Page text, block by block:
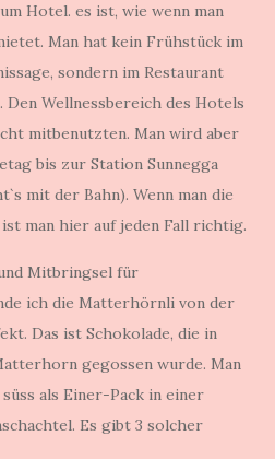
Hotel. es ist, wie wenn man
Man hat kein Frühstück im
sondern im Restaurant
Den Wellnessbereich des Hotels
mitbenutzten. Man wird aber
bis zur Station Sunnegga
mit der Bahn). Wenn man die
man hier auf jeden Fall richtig.
Mitbringsel für
ich die Matterhörnli von der
Das ist Schokolade, die in
gegossen wurde. Man
als Einer-Pack in einer
Es gibt 3 solcher